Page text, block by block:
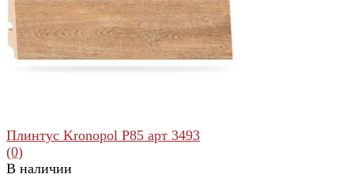
избранное сравнить
Плинтус Kronopol Р85 арт 3493
(0)
В наличии